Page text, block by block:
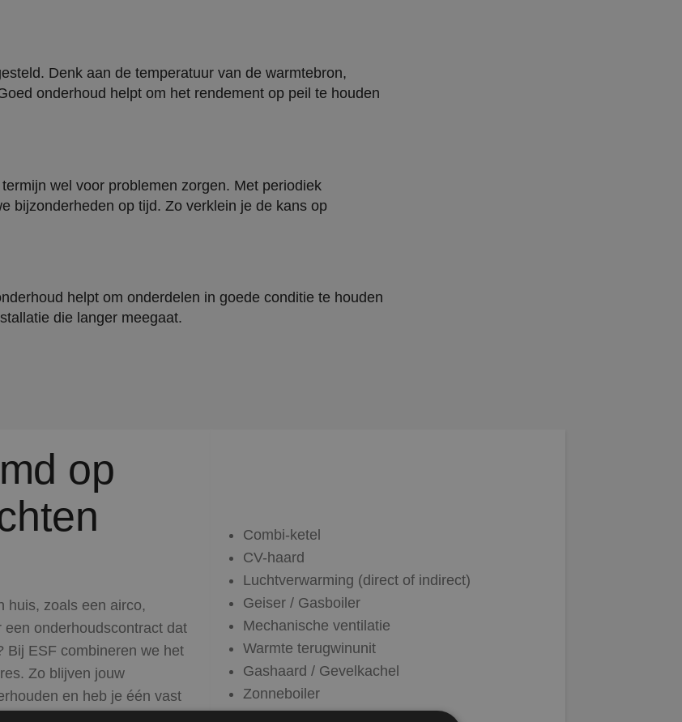
Denk aan de temperatuur van de warmtebron,
onderhoud helpt om het rendement op peil te houden
wel voor problemen zorgen. Met periodiek
bijzonderheden op tijd. Zo verklein je de kans op
helpt om onderdelen in goede conditie te houden
die langer meegaat.
op
huis, zoals een airco,
onderhoudscontract dat
Bij ESF combineren we het
Zo blijven jouw
en heb je één vast
Combi-ketel
CV-haard
Luchtverwarming (direct of indirect)
Geiser / Gasboiler
Mechanische ventilatie
Warmte terugwinunit
Gashaard / Gevelkachel
Zonneboiler
Airconditioning